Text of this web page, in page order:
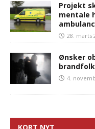
Projekt
mentale
28. marts
Ønsker
brandfolk
4.
KORT NYT